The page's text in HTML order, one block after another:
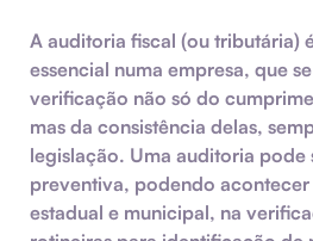
A auditoria fiscal (ou tributária)
essencial numa empresa, que
verificação não só do
mas da consistência delas,
legislação. Uma auditoria
preventiva, podendo
estadual e municipal, na